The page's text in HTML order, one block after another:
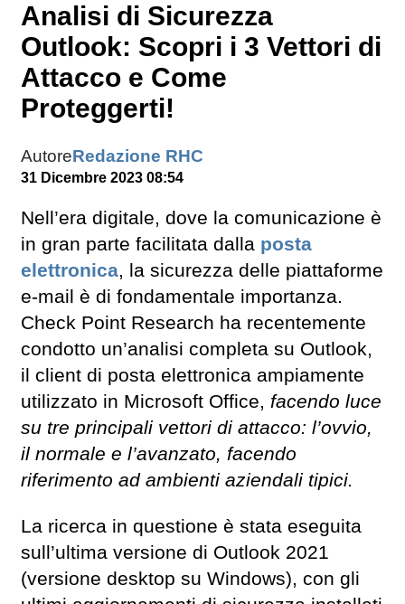
Analisi di Sicurezza
Outlook: Scopri i 3 Vettori di
Attacco e Come
Proteggerti!
AutoreRedazione RHC
31 Dicembre 2023 08:54
Nell’era digitale, dove la comunicazione è
in gran parte facilitata dalla posta
elettronica, la sicurezza delle piattaforme
e-mail è di fondamentale importanza.
Check Point Research ha recentemente
condotto un’analisi completa su Outlook,
il client di posta elettronica ampiamente
utilizzato in Microsoft Office, facendo luce
su tre principali vettori di attacco: l’ovvio,
il normale e l’avanzato, facendo
riferimento ad ambienti aziendali tipici.
La ricerca in questione è stata eseguita
sull’ultima versione di Outlook 2021
(versione desktop su Windows), con gli